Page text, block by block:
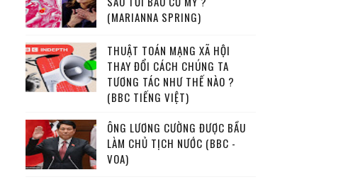
(MARIANNA SPRING)
THUẬT TOÁN MẠNG XÃ HỘI
THAY ĐỔI CÁCH CHÚNG TA
TƯƠNG TÁC NHƯ THẾ NÀO ?
(BBC TIẾNG VIỆT)
ÔNG LƯƠNG CƯỜNG ĐƯỢC BẦU
LÀM CHỦ TỊCH NƯỚC (BBC -
VOA)